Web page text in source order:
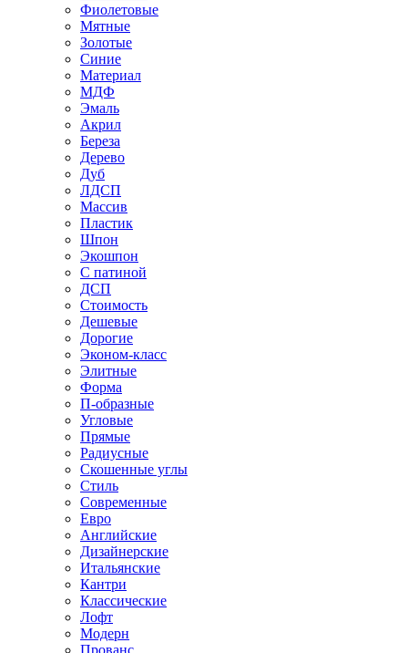
Фиолетовые
Мятные
Золотые
Синие
Материал
МДФ
Эмаль
Акрил
Береза
Дерево
Дуб
ЛДСП
Массив
Пластик
Шпон
Экошпон
С патиной
ДСП
Стоимость
Дешевые
Дорогие
Эконом-класс
Элитные
Форма
П-образные
Угловые
Прямые
Радиусные
Скошенные углы
Стиль
Современные
Евро
Английские
Дизайнерские
Итальянские
Кантри
Классические
Лофт
Модерн
Прованс